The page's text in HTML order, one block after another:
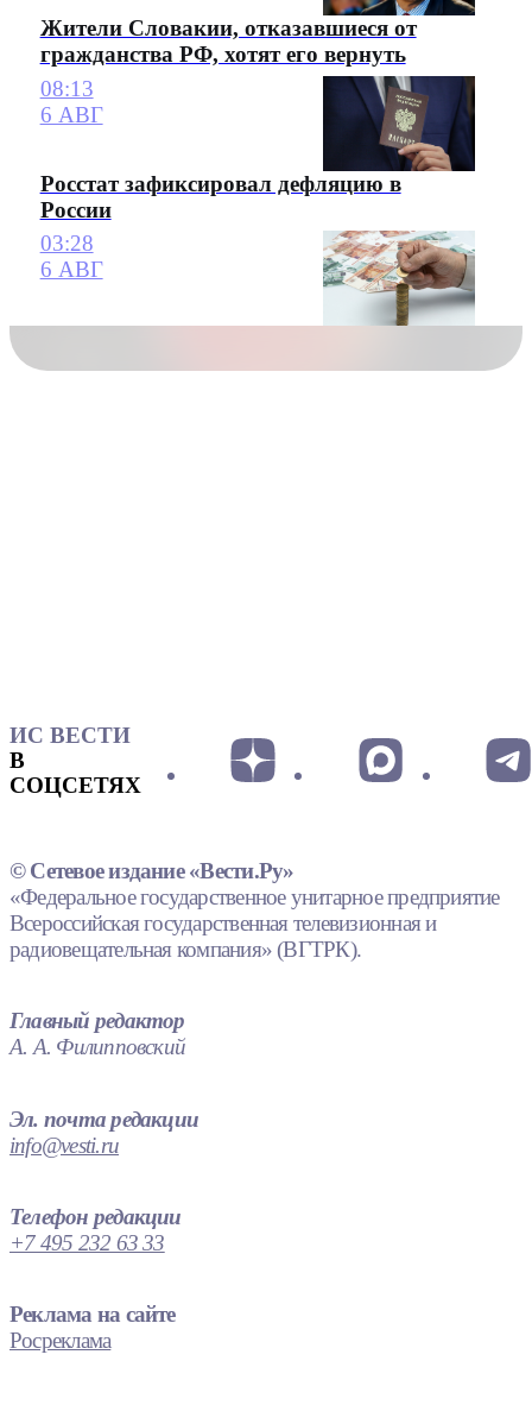
Жители Словакии, отказавшиеся от
гражданства РФ, хотят его вернуть
08:13
6 АВГ
Росстат зафиксировал дефляцию в
России
03:28
6 АВГ
ИС ВЕСТИ
В
СОЦСЕТЯХ
© Сетевое издание «Вести.Ру»
«Федеральное государственное унитарное предприятие
Всероссийская государственная телевизионная и
радиовещательная компания» (ВГТРК).
Главный редактор
А. А. Филипповский
Эл. почта редакции
info@vesti.ru
Телефон редакции
+7 495 232 63 33
Реклама на сайте
Росреклама